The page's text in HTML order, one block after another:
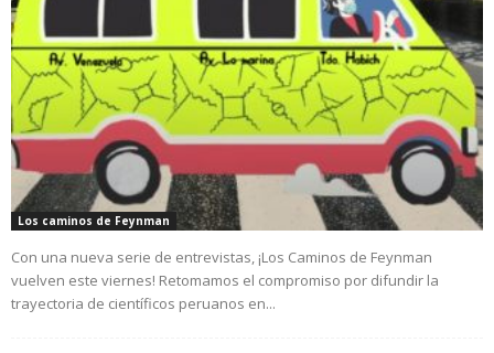
Los caminos de Feynman
Con una nueva serie de entrevistas, ¡Los Caminos de Feynman
vuelven este viernes! Retomamos el compromiso por difundir la
trayectoria de científicos peruanos en...